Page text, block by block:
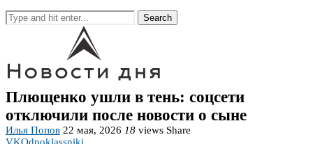
Search
Плющенко ушли в тень: соцсети
отключили после новости о сыне
Илья Попов 22 мая, 2026 18 views Share